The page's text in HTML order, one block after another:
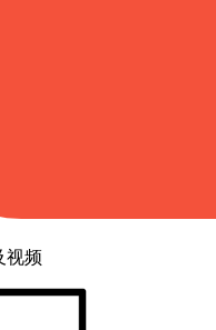
视频